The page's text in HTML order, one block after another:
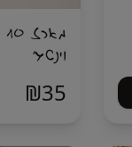
וינטג׳
₪35